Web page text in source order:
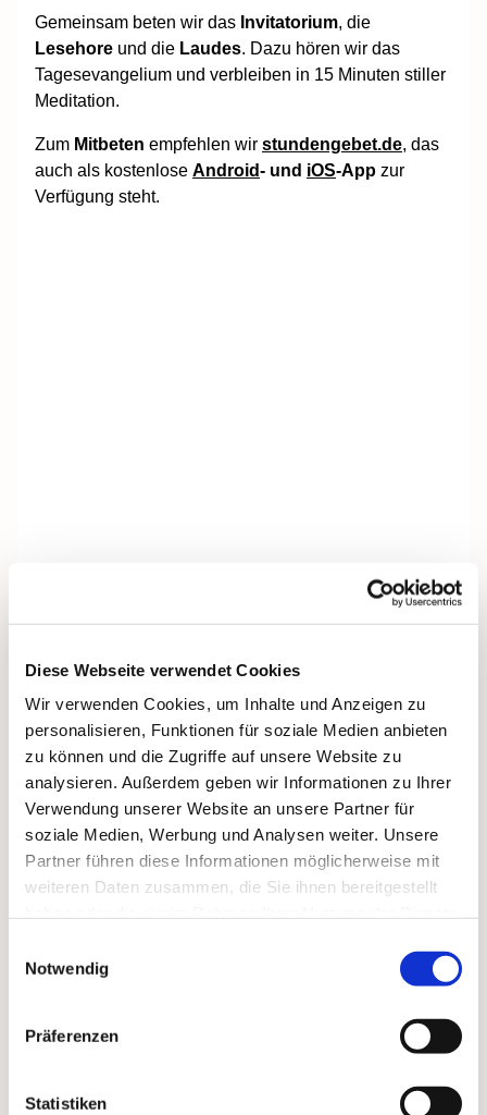
Diese Webseite verwendet Cookies
Wir verwenden Cookies, um Inhalte und Anzeigen zu
personalisieren, Funktionen für soziale Medien anbieten
zu können und die Zugriffe auf unsere Website zu
analysieren. Außerdem geben wir Informationen zu Ihrer
Verwendung unserer Website an unsere Partner für
soziale Medien, Werbung und Analysen weiter. Unsere
Partner führen diese Informationen möglicherweise mit
weiteren Daten zusammen, die Sie ihnen bereitgestellt
Notwendig
Präferenzen
Statistiken
Gemeinsam beten wir das Invitatorium, die
Lesehore und die Laudes. Dazu hören wir das
Tagesevangelium und verbleiben in 15 Minuten stiller
Meditation.
Zum Mitbeten empfehlen wir stundengebet.de, das
auch als kostenlose Android- und iOS-App zur
Verfügung steht.
Dies könnte Sie auch
interessieren